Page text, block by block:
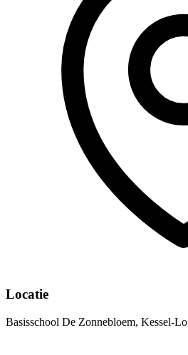
Locatie
Basisschool De Zonnebloem, Kessel-Lo